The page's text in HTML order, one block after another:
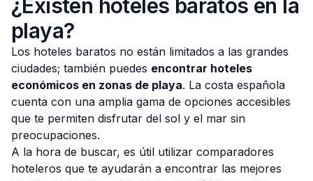
¿Existen hoteles baratos en la
playa?
Los hoteles baratos no están limitados a las grandes
ciudades; también puedes encontrar hoteles
económicos en zonas de playa. La costa española
cuenta con una amplia gama de opciones accesibles
que te permiten disfrutar del sol y el mar sin
preocupaciones.
A la hora de buscar, es útil utilizar comparadores
hoteleros que te ayudarán a encontrar las mejores